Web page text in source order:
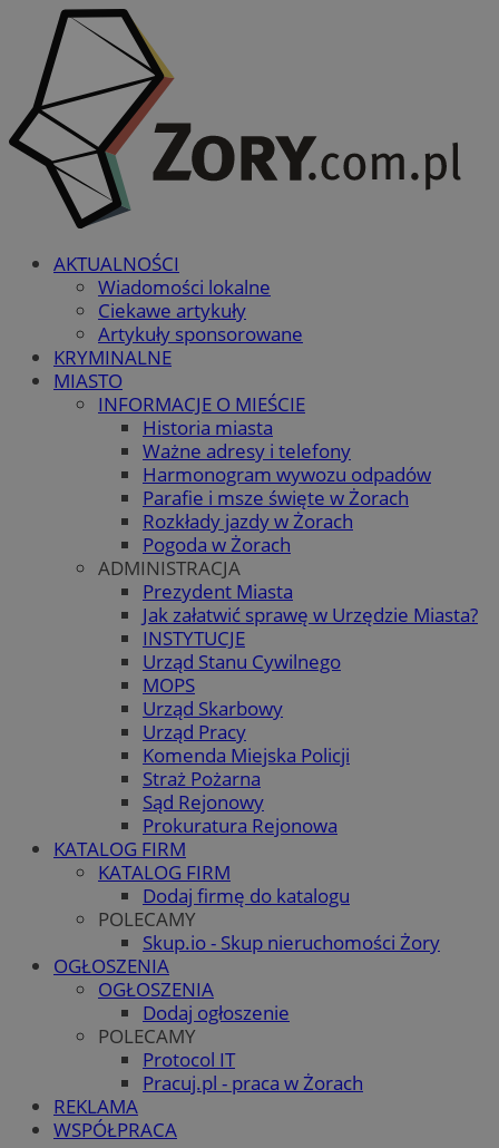
AKTUALNOŚCI
Wiadomości lokalne
Ciekawe artykuły
Artykuły sponsorowane
KRYMINALNE
MIASTO
INFORMACJE O MIEŚCIE
Historia miasta
Ważne adresy i telefony
Harmonogram wywozu odpadów
Parafie i msze święte w Żorach
Rozkłady jazdy w Żorach
Pogoda w Żorach
ADMINISTRACJA
Prezydent Miasta
Jak załatwić sprawę w Urzędzie Miasta?
INSTYTUCJE
Urząd Stanu Cywilnego
MOPS
Urząd Skarbowy
Urząd Pracy
Komenda Miejska Policji
Straż Pożarna
Sąd Rejonowy
Prokuratura Rejonowa
KATALOG FIRM
KATALOG FIRM
Dodaj firmę do katalogu
POLECAMY
Skup.io - Skup nieruchomości Żory
OGŁOSZENIA
OGŁOSZENIA
Dodaj ogłoszenie
POLECAMY
Protocol IT
Pracuj.pl - praca w Żorach
REKLAMA
WSPÓŁPRACA